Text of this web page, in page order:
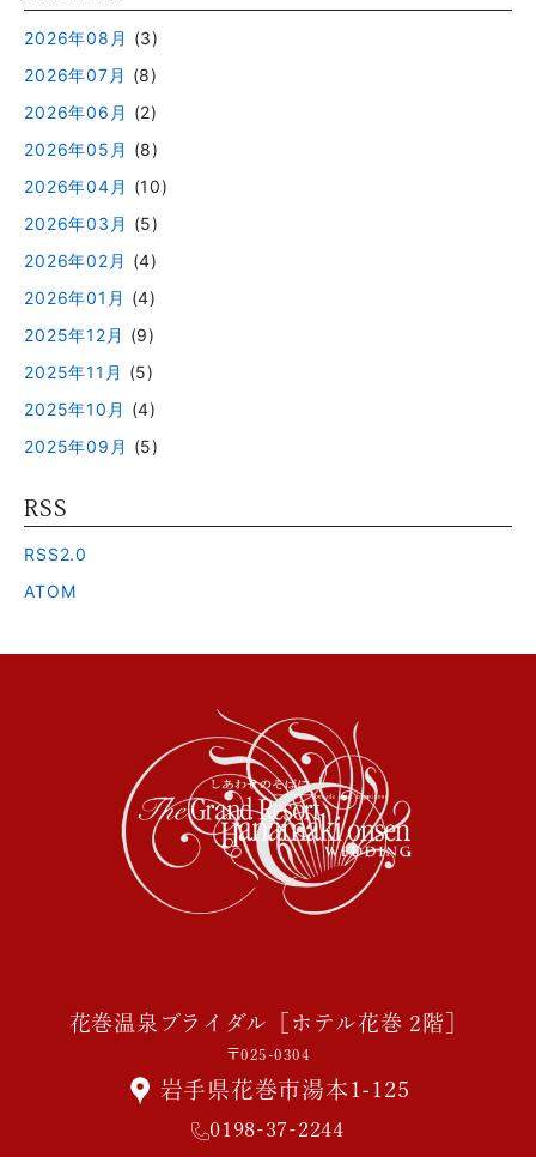
2026年08月 (3)
2026年07月 (8)
2026年06月 (2)
2026年05月 (8)
2026年04月 (10)
2026年03月 (5)
2026年02月 (4)
2026年01月 (4)
2025年12月 (9)
2025年11月 (5)
2025年10月 (4)
2025年09月 (5)
RSS
RSS2.0
ATOM
花巻温泉ブライダル［ホテル花巻 2階］
〒025-0304
岩手県花巻市湯本1-125
0198-37-2244